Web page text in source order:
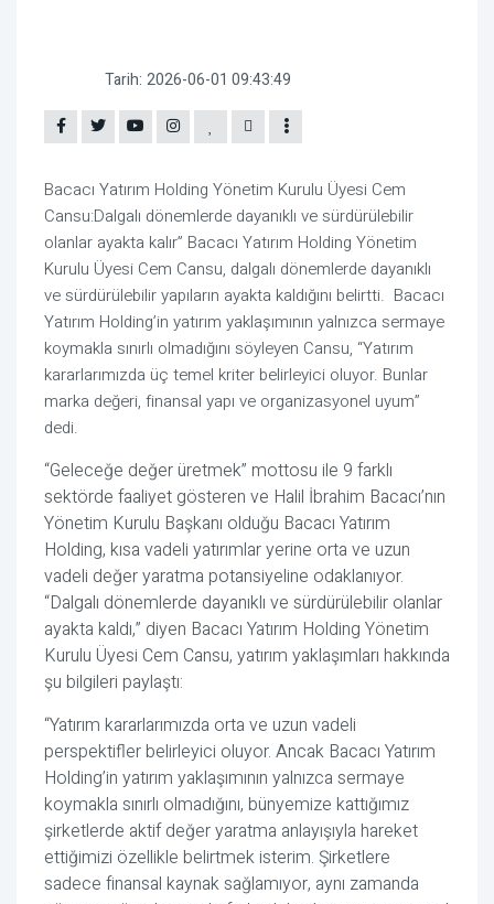
Tarih: 2026-06-01 09:43:49
Bacacı Yatırım Holding Yönetim Kurulu Üyesi Cem
Cansu:Dalgalı dönemlerde dayanıklı ve sürdürülebilir
olanlar ayakta kalır” Bacacı Yatırım Holding Yönetim
Kurulu Üyesi Cem Cansu, dalgalı dönemlerde dayanıklı
ve sürdürülebilir yapıların ayakta kaldığını belirtti. Bacacı
Yatırım Holding’in yatırım yaklaşımının yalnızca sermaye
koymakla sınırlı olmadığını söyleyen Cansu, “Yatırım
kararlarımızda üç temel kriter belirleyici oluyor. Bunlar
marka değeri, finansal yapı ve organizasyonel uyum”
dedi.
“Geleceğe değer üretmek” mottosu ile 9 farklı
sektörde faaliyet gösteren ve Halil İbrahim Bacacı’nın
Yönetim Kurulu Başkanı olduğu Bacacı Yatırım
Holding, kısa vadeli yatırımlar yerine orta ve uzun
vadeli değer yaratma potansiyeline odaklanıyor.
“Dalgalı dönemlerde dayanıklı ve sürdürülebilir olanlar
ayakta kaldı,” diyen Bacacı Yatırım Holding Yönetim
Kurulu Üyesi Cem Cansu, yatırım yaklaşımları hakkında
şu bilgileri paylaştı:
“Yatırım kararlarımızda orta ve uzun vadeli
perspektifler belirleyici oluyor. Ancak Bacacı Yatırım
Holding’in yatırım yaklaşımının yalnızca sermaye
koymakla sınırlı olmadığını, bünyemize kattığımız
şirketlerde aktif değer yaratma anlayışıyla hareket
ettiğimizi özellikle belirtmek isterim. Şirketlere
sadece finansal kaynak sağlamıyor, aynı zamanda